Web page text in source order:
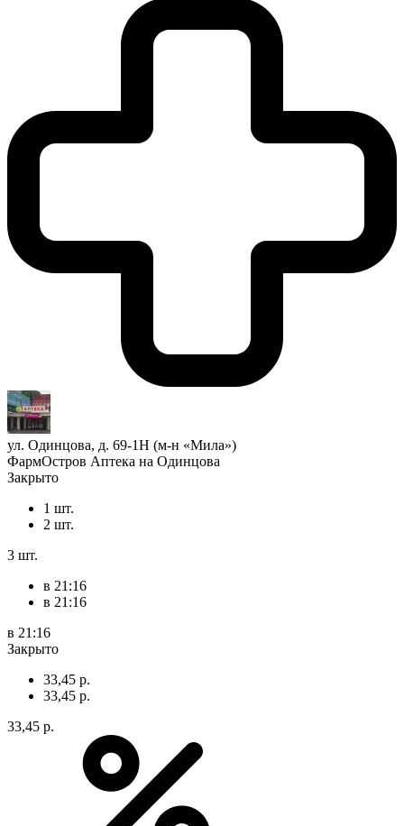
ул. Одинцова, д. 69-1Н (м-н «Мила»)
ФармОстров Аптека на Одинцова
Закрыто
1 шт.
2 шт.
3 шт.
в 21:16
в 21:16
в 21:16
Закрыто
33,45 р.
33,45 р.
33,45 р.